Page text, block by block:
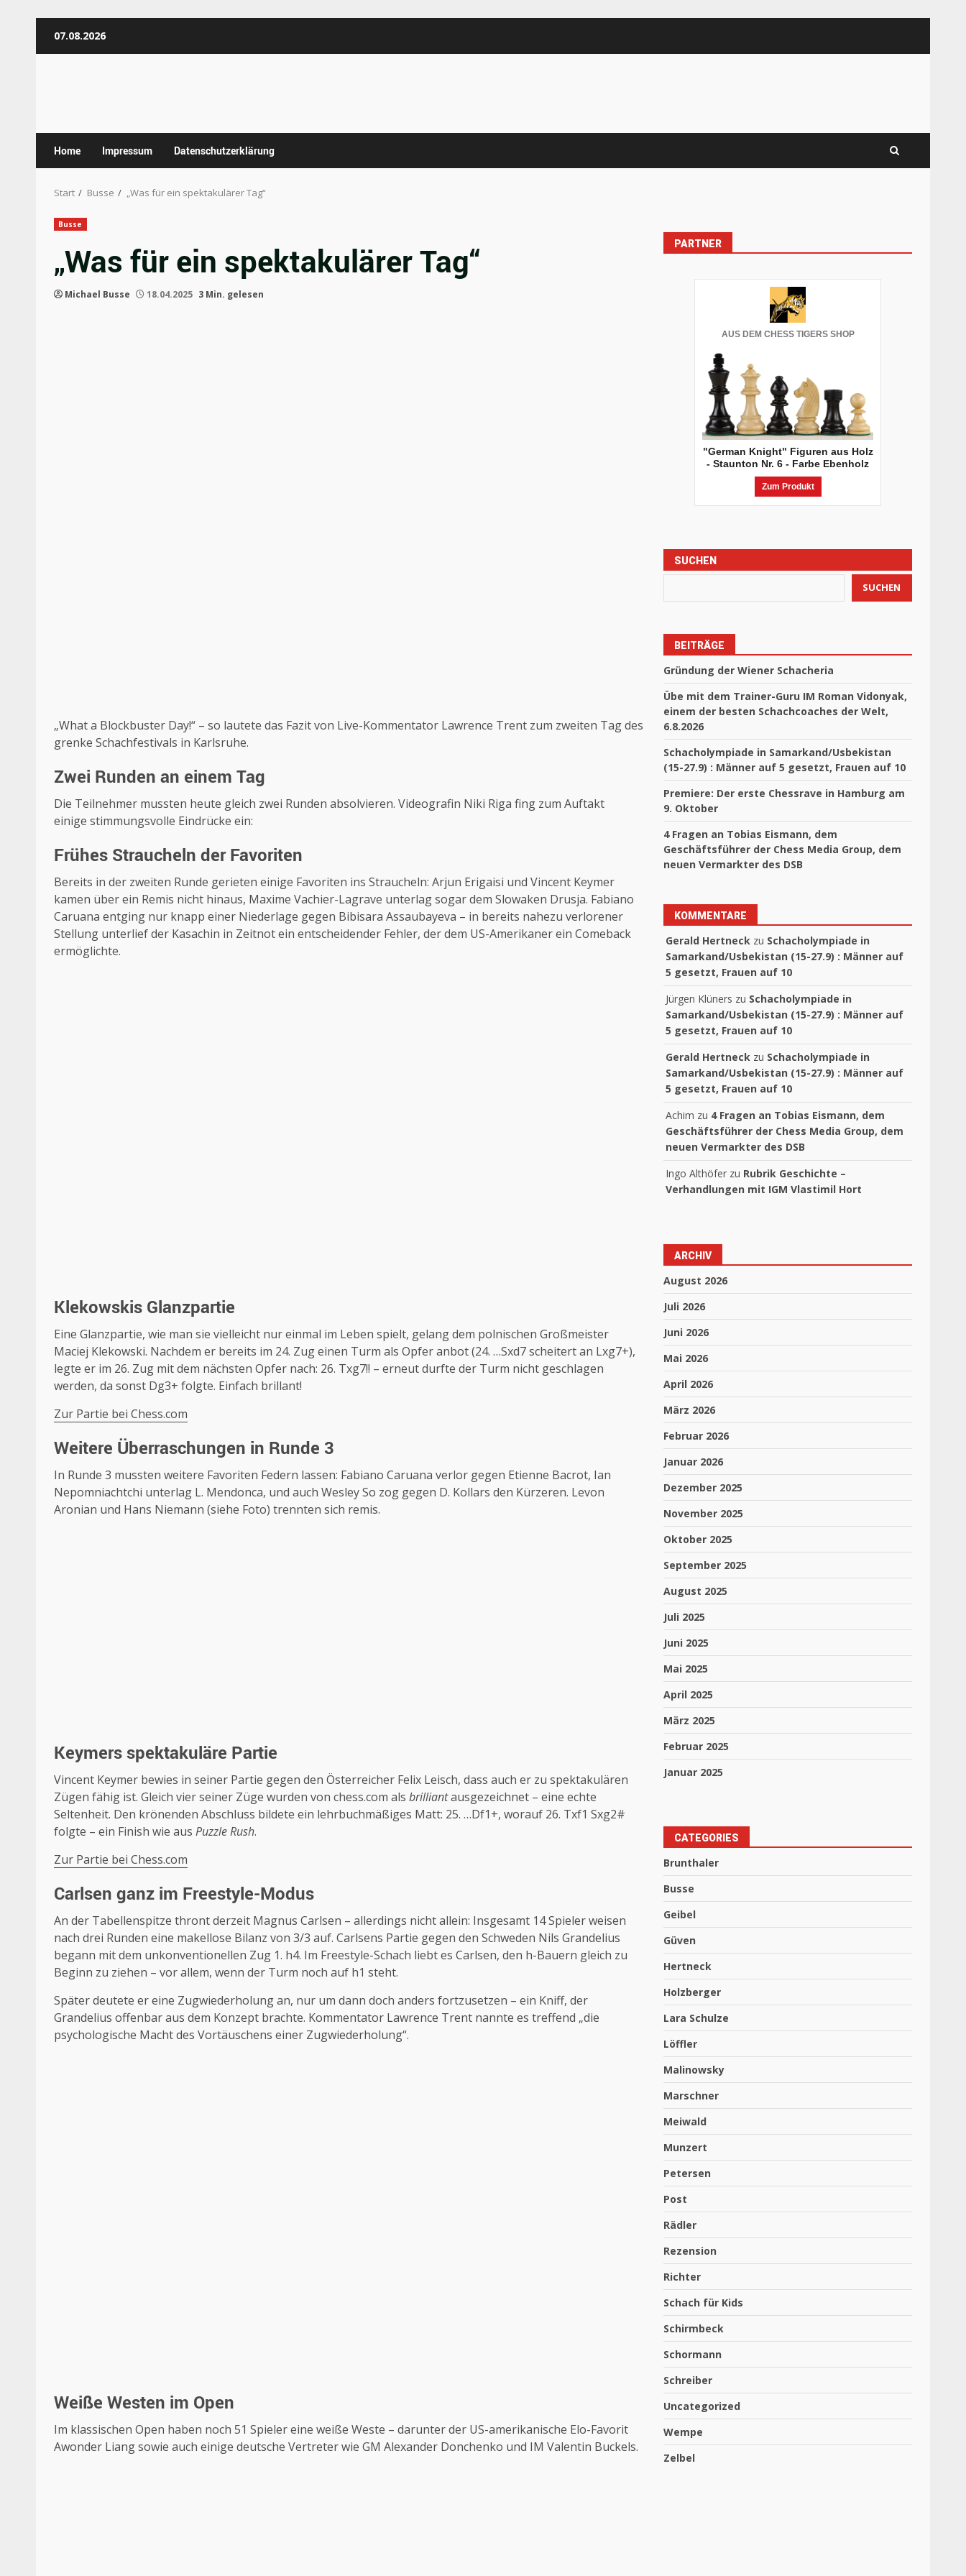
Inhalt07.08.2026
Home Impressum Datenschutzerklärung
Start Busse „Was für ein spektakulärer Tag“
Busse
„Was für ein spektakulärer Tag“
Michael Busse 18.04.2025 3 Min. gelesen
„What a Blockbuster Day!“ – so lautete das Fazit von Live-Kommentator Lawrence Trent zum zweiten Tag des
grenke Schachfestivals in Karlsruhe.
Zwei Runden an einem Tag
Die Teilnehmer mussten heute gleich zwei Runden absolvieren. Videografin Niki Riga fing zum Auftakt
einige stimmungsvolle Eindrücke ein:
Frühes Straucheln der Favoriten
Bereits in der zweiten Runde gerieten einige Favoriten ins Straucheln: Arjun Erigaisi und Vincent Keymer
kamen über ein Remis nicht hinaus, Maxime Vachier-Lagrave unterlag sogar dem Slowaken Drusja. Fabiano
Caruana entging nur knapp einer Niederlage gegen Bibisara Assaubayeva – in bereits nahezu verlorener
Stellung unterlief der Kasachin in Zeitnot ein entscheidender Fehler, der dem US-Amerikaner ein Comeback
ermöglichte.
Klekowskis Glanzpartie
Eine Glanzpartie, wie man sie vielleicht nur einmal im Leben spielt, gelang dem polnischen Großmeister
Maciej Klekowski. Nachdem er bereits im 24. Zug einen Turm als Opfer anbot (24. …Sxd7 scheitert an Lxg7+),
legte er im 26. Zug mit dem nächsten Opfer nach: 26. Txg7!! – erneut durfte der Turm nicht geschlagen
werden, da sonst Dg3+ folgte. Einfach brillant!
Zur Partie bei Chess.com
Weitere Überraschungen in Runde 3
In Runde 3 mussten weitere Favoriten Federn lassen: Fabiano Caruana verlor gegen Etienne Bacrot, Ian
Nepomniachtchi unterlag L. Mendonca, und auch Wesley So zog gegen D. Kollars den Kürzeren. Levon
Aronian und Hans Niemann (siehe Foto) trennten sich remis.
Keymers spektakuläre Partie
Vincent Keymer bewies in seiner Partie gegen den Österreicher Felix Leisch, dass auch er zu spektakulären
Zügen fähig ist. Gleich vier seiner Züge wurden von chess.com als brilliantausgezeichnet – eine echte
Seltenheit. Den krönenden Abschluss bildete ein lehrbuchmäßiges Matt: 25. …Df1+, worauf 26. Txf1 Sxg2#
folgte – ein Finish wie aus Puzzle Rush.
Zur Partie bei Chess.com
Carlsen ganz im Freestyle-Modus
An der Tabellenspitze thront derzeit Magnus Carlsen – allerdings nicht allein: Insgesamt 14 Spieler weisen
nach drei Runden eine makellose Bilanz von 3/3 auf. Carlsens Partie gegen den Schweden Nils Grandelius
begann mit dem unkonventionellen Zug 1. h4. Im Freestyle-Schach liebt es Carlsen, den h-Bauern gleich zu
Beginn zu ziehen – vor allem, wenn der Turm noch auf h1 steht.
Später deutete er eine Zugwiederholung an, nur um dann doch anders fortzusetzen – ein Kniff, der
Grandelius offenbar aus dem Konzept brachte. Kommentator Lawrence Trent nannte es treffend „die
psychologische Macht des Vortäuschens einer Zugwiederholung“.
Weiße Westen im Open
Im klassischen Open haben noch 51 Spieler eine weiße Weste – darunter der US-amerikanische Elo-Favorit
Awonder Liang sowie auch einige deutsche Vertreter wie GM Alexander Donchenko und IM Valentin Buckels.
PARTNER
AUS DEM CHESS TIGERS SHOP
"German Knight" Figuren aus Holz
- Staunton Nr. 6 - Farbe Ebenholz
Zum Produkt
SUCHEN
SUCHEN
BEITRÄGE
Gründung der Wiener Schacheria
Übe mit dem Trainer-Guru IM Roman Vidonyak,
einem der besten Schachcoaches der Welt,
6.8.2026
Schacholympiade in Samarkand/Usbekistan
(15-27.9) : Männer auf 5 gesetzt, Frauen auf 10
Premiere: Der erste Chessrave in Hamburg am
9. Oktober
4 Fragen an Tobias Eismann, dem
Geschäftsführer der Chess Media Group, dem
neuen Vermarkter des DSB
KOMMENTARE
Gerald Hertneck zu Schacholympiade in
Samarkand/Usbekistan (15-27.9) : Männer auf
5 gesetzt, Frauen auf 10
Jürgen Klüners zu Schacholympiade in
Samarkand/Usbekistan (15-27.9) : Männer auf
5 gesetzt, Frauen auf 10
Gerald Hertneck zu Schacholympiade in
Samarkand/Usbekistan (15-27.9) : Männer auf
5 gesetzt, Frauen auf 10
Achim zu 4 Fragen an Tobias Eismann, dem
Geschäftsführer der Chess Media Group, dem
neuen Vermarkter des DSB
Ingo Althöfer zu Rubrik Geschichte –
Verhandlungen mit IGM Vlastimil Hort
ARCHIV
August 2026
Juli 2026
Juni 2026
Mai 2026
April 2026
März 2026
Februar 2026
Januar 2026
Dezember 2025
November 2025
Oktober 2025
September 2025
August 2025
Juli 2025
Juni 2025
Mai 2025
April 2025
März 2025
Februar 2025
Januar 2025
CATEGORIES
Brunthaler
Busse
Geibel
Güven
Hertneck
Holzberger
Lara Schulze
Löffler
Malinowsky
Marschner
Meiwald
Munzert
Petersen
Post
Rädler
Rezension
Richter
Schach für Kids
Schirmbeck
Schormann
Schreiber
Uncategorized
Wempe
Zelbel